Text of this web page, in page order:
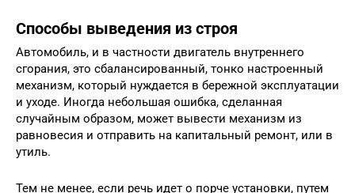
Способы выведения из строя
Автомобиль, и в частности двигатель внутреннего
сгорания, это сбалансированный, тонко настроенный
механизм, который нуждается в бережной эксплуатации
и уходе. Иногда небольшая ошибка, сделанная
случайным образом, может вывести механизм из
равновесия и отправить на капитальный ремонт, или в
утиль.
Тем не менее, если речь идет о порче установки, путем